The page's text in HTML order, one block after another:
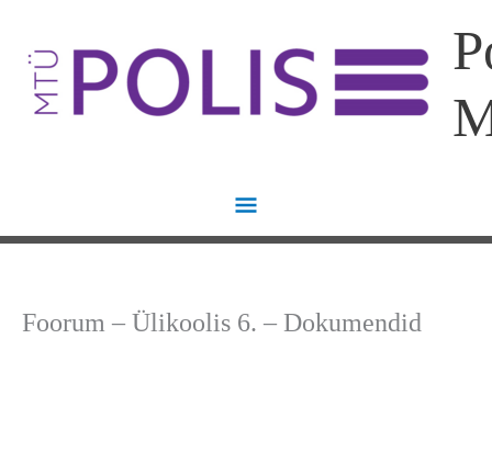
content
Menu
Foorum – Ülikoolis 6. – Dokumendid